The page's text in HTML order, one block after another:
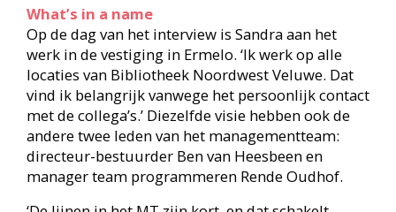
‘De lijnen in het MT zijn kort, en dat schakelt
gemakkelijk’, vertelt Sandra, die uit praktische
overwegingen nét wat vaker de hoofdlocatie
Harderwijk als werkplek kiest. ‘Dan kan ik lekker
op de fiets.’
Ze vertelt met plezier over haar werk als manager
lokale dienstverlening, maar vraagt zich wel af of
het écht anders en onderscheidend is wat ze doet.
‘Waarschijnlijk is er bij bijna alle bibliotheken
iemand met ongeveer hetzelfde takenpakket,
maar misschien onder een andere functienaam.’